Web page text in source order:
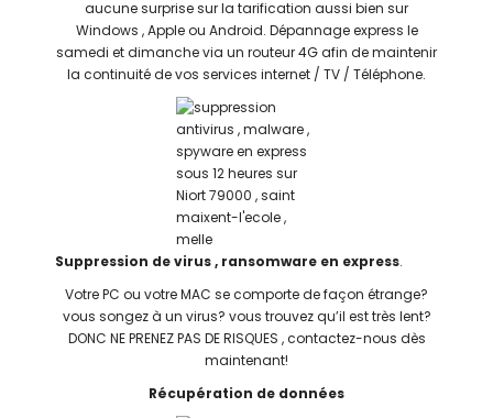
aucune surprise sur la tarification aussi bien sur
Windows , Apple ou Android. Dépannage express le
samedi et dimanche via un routeur 4G afin de maintenir
la continuité de vos services internet / TV / Téléphone.
Suppression de virus , ransomware en express.
Votre PC ou votre MAC se comporte de façon étrange?
vous songez à un virus? vous trouvez qu’il est très lent?
DONC NE PRENEZ PAS DE RISQUES , contactez-nous dès
maintenant!
Récupération de données